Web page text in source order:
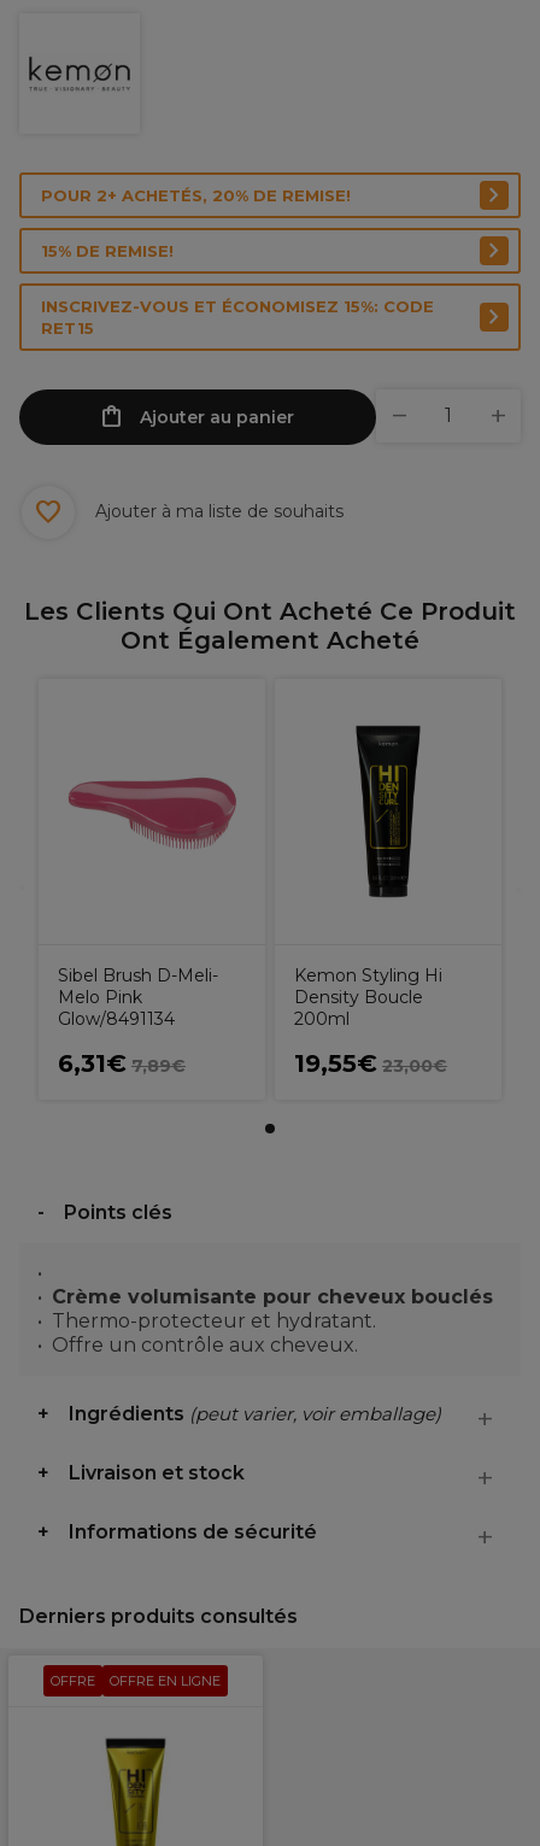
POUR 2+ ACHETÉS, 20% DE REMISE!
15% DE REMISE!
INSCRIVEZ-VOUS ET ÉCONOMISEZ 15%: CODE
RET15
Ajouter au panier
Ajouter à ma liste de souhaits
Les Clients Qui Ont Acheté Ce Produit
Ont Également Acheté
Sibel Brush D-Meli-
Melo Pink
Glow/8491134
6,31€ 7,89€
Kemon Styling Hi
Density Boucle
200ml
19,55€ 23,00€
Points clés
Crème volumisante pour cheveux bouclés
Thermo-protecteur et hydratant.
Offre un contrôle aux cheveux.
Ingrédients (peut varier, voir emballage)
Livraison et stock
Informations de sécurité
Derniers produits consultés
OFFRE OFFRE EN LIGNE